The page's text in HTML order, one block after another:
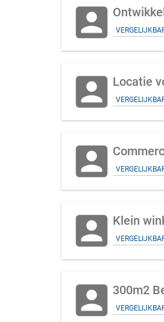
account_box
account_box
account_box
account_box Klein
account_box 300m2